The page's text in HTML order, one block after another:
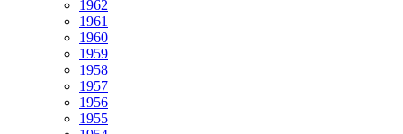
1962
1961
1960
1959
1958
1957
1956
1955